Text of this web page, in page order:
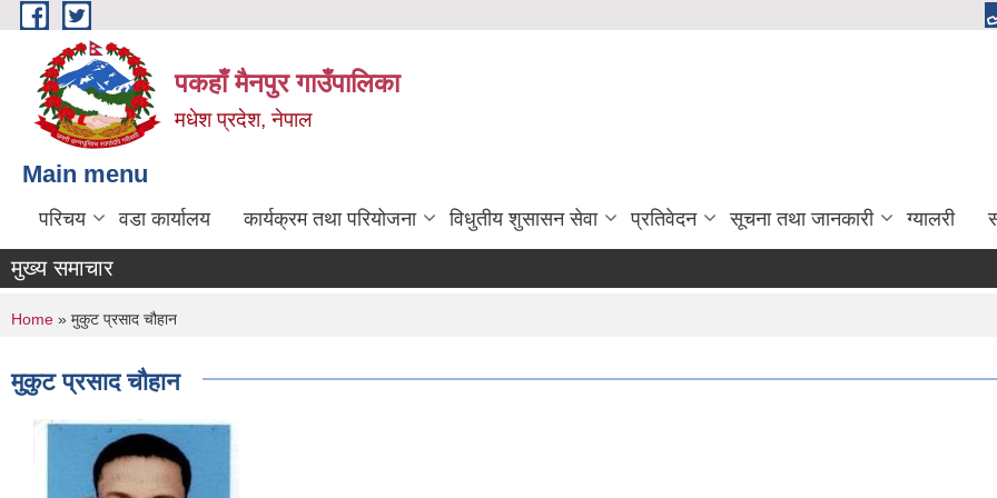
Skip to main content
पकहाँ मैनपुर गाउँपालिका
मधेश प्रदेश, नेपाल
Main menu
परिचय वडा कार्यालय कार्यक्रम तथा परियोजना विधुतीय शुसासन सेवा प्रतिवेदन सूचना तथा जानकारी ग्यालरी
मुख्य समाचार
You are here
Home » मुकुट प्रसाद चौहान
मुकुट प्रसाद चौहान